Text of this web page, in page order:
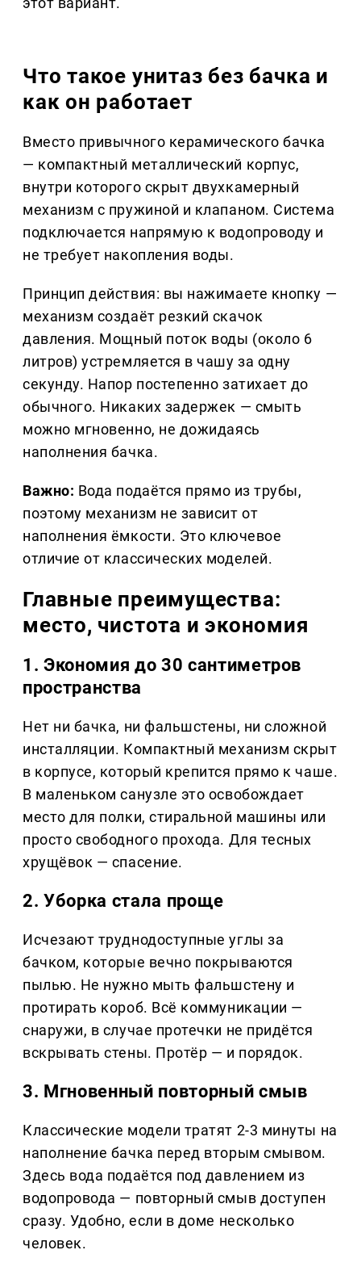
Что такое унитаз без бачка и
как он работает
Вместо привычного керамического бачка
— компактный металлический корпус,
внутри которого скрыт двухкамерный
механизм с пружиной и клапаном. Система
подключается напрямую к водопроводу и
не требует накопления воды.
Принцип действия: вы нажимаете кнопку —
механизм создаёт резкий скачок
давления. Мощный поток воды (около 6
литров) устремляется в чашу за одну
секунду. Напор постепенно затихает до
обычного. Никаких задержек — смыть
можно мгновенно, не дожидаясь
наполнения бачка.
Важно: Вода подаётся прямо из трубы,
поэтому механизм не зависит от
наполнения ёмкости. Это ключевое
отличие от классических моделей.
Главные преимущества:
место, чистота и экономия
1. Экономия до 30 сантиметров
пространства
Нет ни бачка, ни фальшстены, ни сложной
инсталляции. Компактный механизм скрыт
в корпусе, который крепится прямо к чаше.
В маленьком санузле это освобождает
место для полки, стиральной машины или
просто свободного прохода. Для тесных
хрущёвок — спасение.
2. Уборка стала проще
Исчезают труднодоступные углы за
бачком, которые вечно покрываются
пылью. Не нужно мыть фальшстену и
протирать короб. Всё коммуникации —
снаружи, в случае протечки не придётся
вскрывать стены. Протёр — и порядок.
3. Мгновенный повторный смыв
Классические модели тратят 2-3 минуты на
наполнение бачка перед вторым смывом.
Здесь вода подаётся под давлением из
водопровода — повторный смыв доступен
сразу. Удобно, если в доме несколько
человек.